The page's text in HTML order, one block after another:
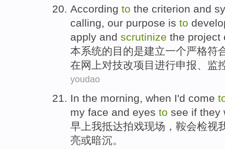
According to the criterion and
calling, our purpose is to
apply and scrutinize the project
本系统的目的是建立一个严格符
在网上对技改项目进行申报、监
youdao
In the morning, when I'd come
my face and eyes to see if they
早上我抵达拍戏现场，鞍会检视
亮或暗沉。